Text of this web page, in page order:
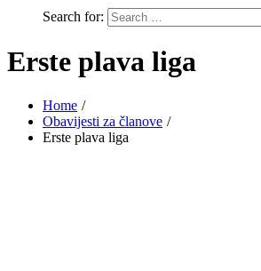
Search for:
Erste plava liga
Home
Obavijesti za članove
Erste plava liga